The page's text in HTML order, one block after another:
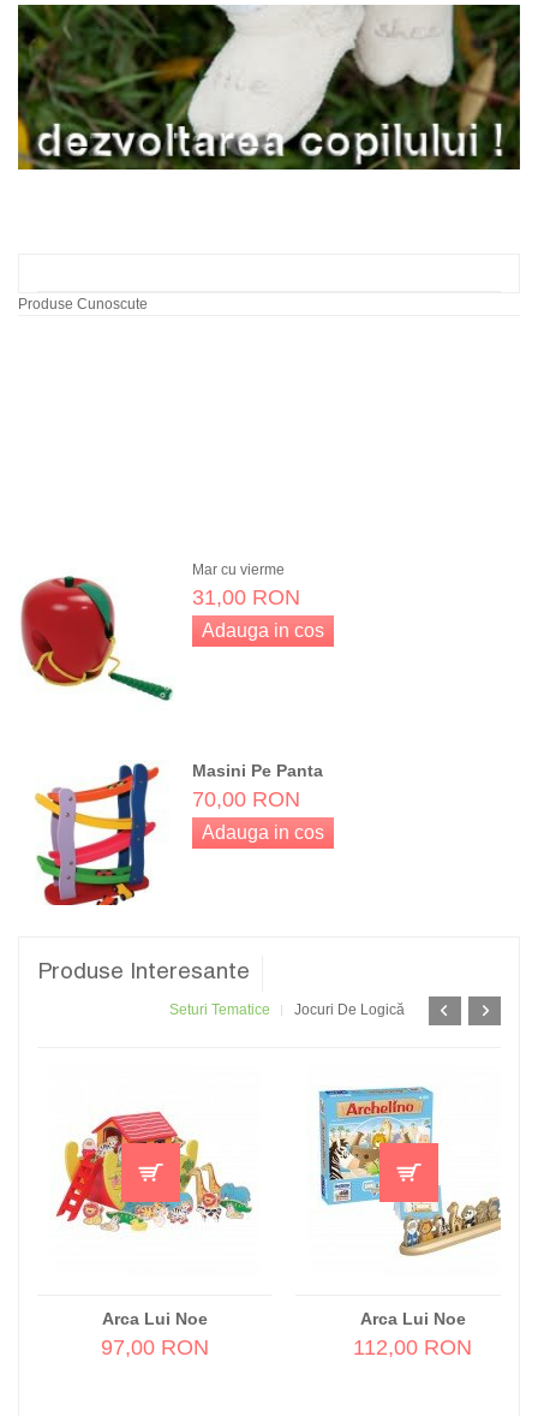
Produse Cunoscute
Mar cu vierme
31,00 RON
Masini Pe Panta
70,00 RON
Produse Interesante
Seturi Tematice Jocuri De Logică
Arca Lui Noe
97,00 RON
Arca Lui Noe
112,00 RON